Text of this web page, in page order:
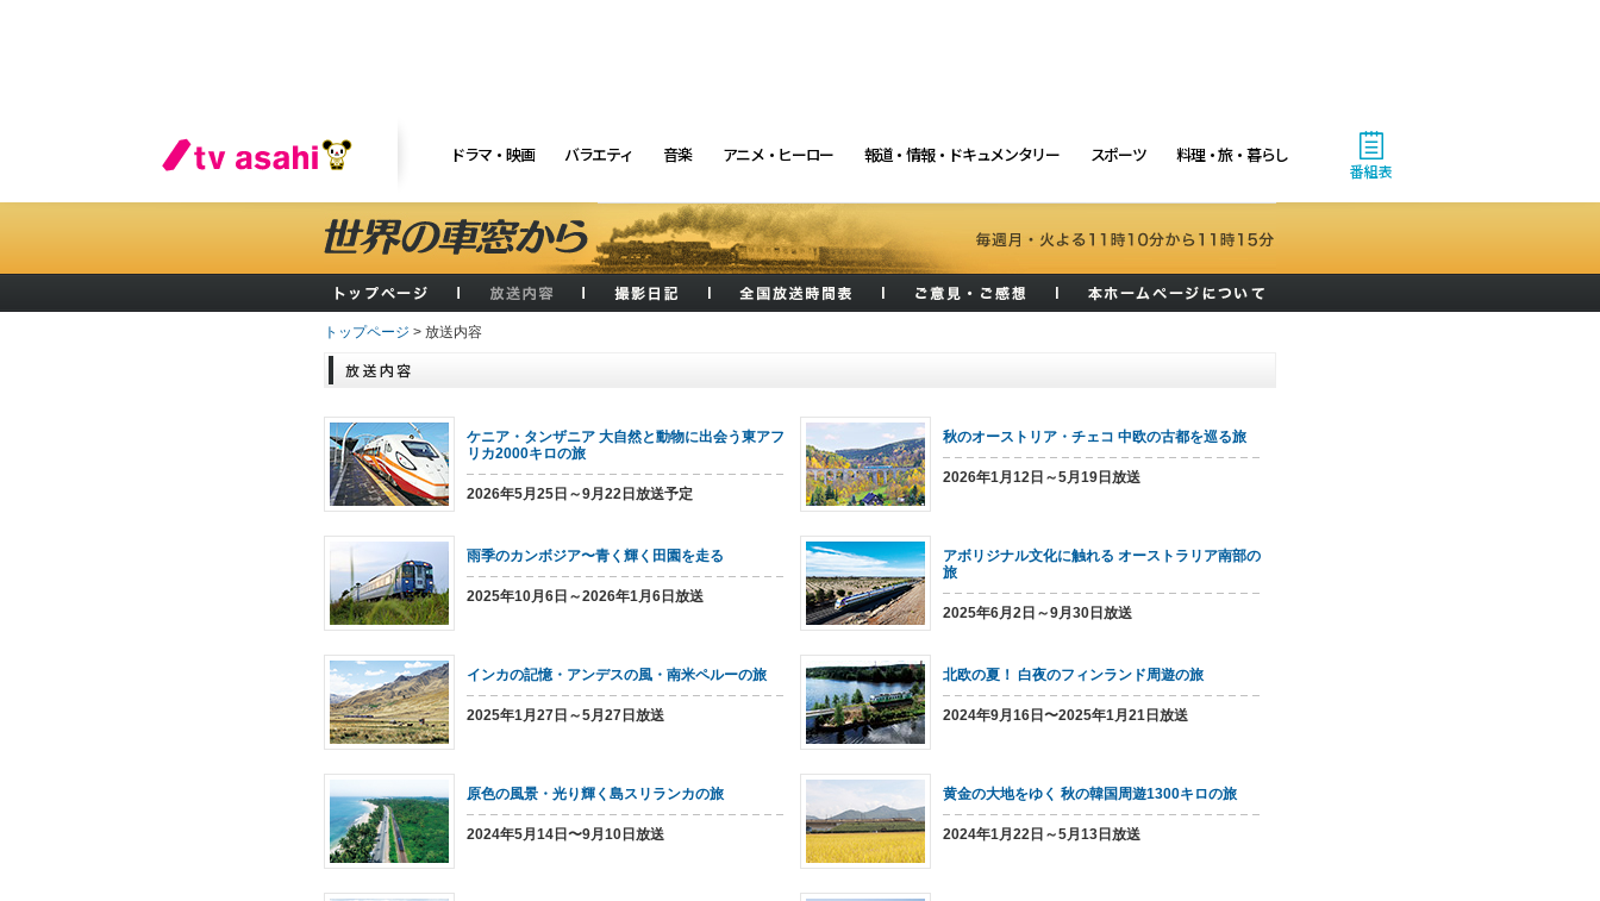
ドラマ・映画 バラエティ 音楽 アニメ・ヒーロー 報道・情報・ドキュメンタリー スポーツ 料理・旅・暮らし
番組表
トップページ > 放送内容
ケニア・タンザニア 大自然と動物に出会う東アフ
リカ2000キロの旅
2026年5月25日～9月22日放送予定
秋のオーストリア・チェコ 中欧の古都を巡る旅
2026年1月12日～5月19日放送
雨季のカンボジア〜青く輝く田園を走る
2025年10月6日～2026年1月6日放送
アボリジナル文化に触れる オーストラリア南部の
旅
2025年6月2日～9月30日放送
インカの記憶・アンデスの風・南米ペルーの旅
2025年1月27日～5月27日放送
北欧の夏！ 白夜のフィンランド周遊の旅
2024年9月16日〜2025年1月21日放送
原色の風景・光り輝く島スリランカの旅
2024年5月14日〜9月10日放送
黄金の大地をゆく 秋の韓国周遊1300キロの旅
2024年1月22日～5月13日放送